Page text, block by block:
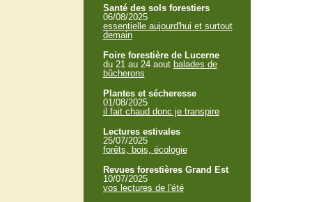
Santé des sols forestiers
06/08/2025
essentielle aujourd'hui et surtout
demain
Foire forestière de Lucerne
du 21 au 24 aout balades de
bûcherons
Plantes et sécheresse
01/08/2025
il fait chaud donc je transpire
Lectures estivales
25/07/2025
forêts, bois, écologie
Revues forestières Grand Est
10/07/2025
vos lectures de l'été